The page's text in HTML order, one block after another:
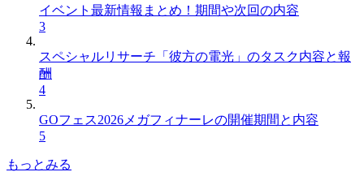
イベント最新情報まとめ！期間や次回の内容
3
スペシャルリサーチ「彼方の電光」のタスク内容と報
酬
4
GOフェス2026メガフィナーレの開催期間と内容
5
もっとみる